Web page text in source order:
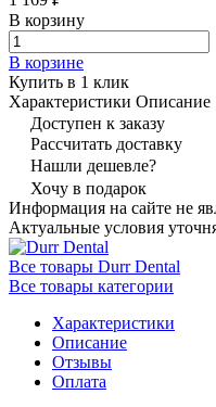
В корзину
В корзине
Купить в 1 клик
Характеристики Описание
Доступен к заказу
Рассчитать доставку
Нашли дешевле?
Хочу в подарок
Информация на сайте не
Актуальные условия
Все товары Durr Dental
Все товары категории
Характеристики
Описание
Отзывы
Оплата